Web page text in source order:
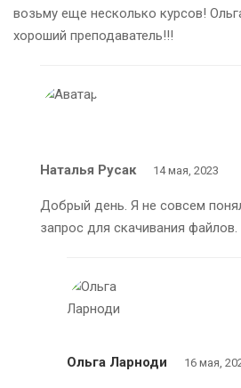
возьму еще несколько курсов!
хороший преподаватель!!!
Наталья Русак 14 мая, 2023
Добрый день. Я не совсем
запрос для скачивания файлов.
Ольга Ларноди 16 мая,